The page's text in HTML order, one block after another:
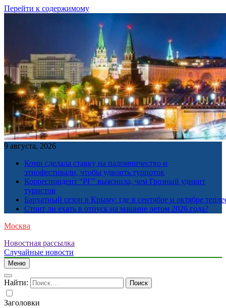
Перейти к содержимому
9 августа, 2026
Коми сделала ставку на паломничество и
этнофестивали, чтобы удвоить турпоток
Корреспондент “РГ” выяснила, чем Грозный удивит
туристов
Бархатный сезон в Крыму: где в сентябре и октябре
Стоит ли ехать в отпуск на машине летом 2026 года?
Москва
Новостная рассылка
Случайные новости
Меню
Найти:
Заголовки